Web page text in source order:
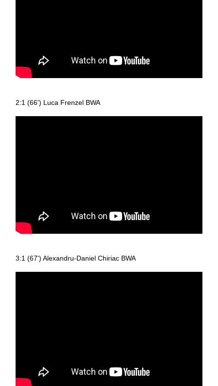
2:1 (66') Luca Frenzel BWA
3:1 (67') Alexandru-Daniel Chiriac BWA